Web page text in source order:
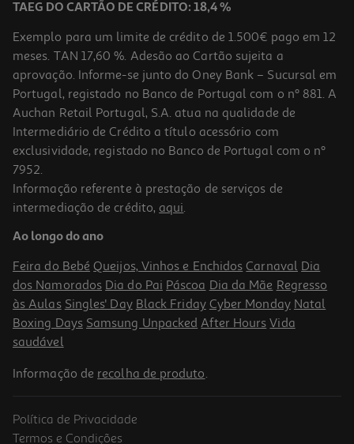
Comida Para Peixes Tropical Goldfish Colour Pellet 100ml
32.9 €/Lt
3,29 €
TAEG DO CARTÃO DE CRÉDITO: 18,4 %
Exemplo para um limite de crédito de 1.500€ pago em 12
meses. TAN 17,60 %. Adesão ao Cartão sujeita a
aprovação. Informe-se junto do Oney Bank – Sucursal em
Portugal, registado no Banco de Portugal com o nº 881. A
Auchan Retail Portugal, S.A. atua na qualidade de
Intermediário de Crédito a título acessório com
exclusividade, registado no Banco de Portugal com o nº
7952.
Informação referente à prestação de serviços de
intermediação de crédito, aqui.
Ao longo do ano
Feira do Bebé Queijos, Vinhos e Enchidos Carnaval Dia
dos Namorados Dia do Pai Páscoa Dia da Mãe Regresso
às Aulas Singles' Day Black Friday Cyber Monday Natal
Boxing Days Samsung Unpacked After Hours Vida
saudável
Informação de recolha de produto.
Política de Privacidade
Termos e Condições